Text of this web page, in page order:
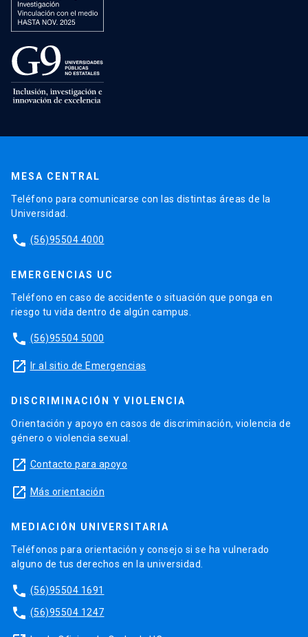
MESA CENTRAL
Teléfono para comunicarse con las distintas áreas de la
Universidad.
phone (56)95504 4000
EMERGENCIAS UC
Teléfono en caso de accidente o situación que ponga en
riesgo tu vida dentro de algún campus.
phone (56)95504 5000
launch Ir al sitio de Emergencias
DISCRIMINACIÓN Y VIOLENCIA
Orientación y apoyo en casos de discriminación, violencia de
género o violencia sexual.
launch Contacto para apoyo
launch Más orientación
MEDIACIÓN UNIVERSITARIA
Teléfonos para orientación y consejo si se ha vulnerado
alguno de tus derechos en la universidad.
phone (56)95504 1691
phone (56)95504 1247